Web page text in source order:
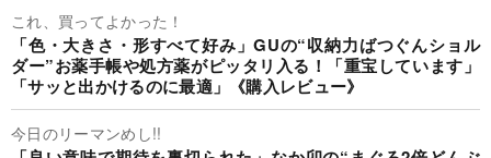
これ、買ってよかった！
「色・大きさ・形すべて好み」GUの“収納力ばつぐんショル
ダー”お薬手帳や処方薬がピッタリ入る！「重宝しています」
「サッと出かけるのに最適」《購入レビュー》
今日のリーマンめし!!